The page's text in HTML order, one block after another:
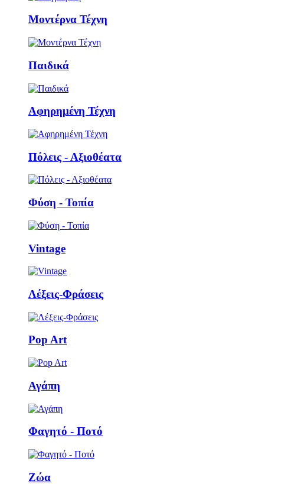
Μοντέρνα Τέχνη
Παιδικά
Αφηρημένη Τέχνη
Πόλεις - Αξιοθέατα
Φύση - Τοπία
Vintage
Λέξεις-Φράσεις
Pop Art
Αγάπη
Φαγητό - Ποτό
Ζώα